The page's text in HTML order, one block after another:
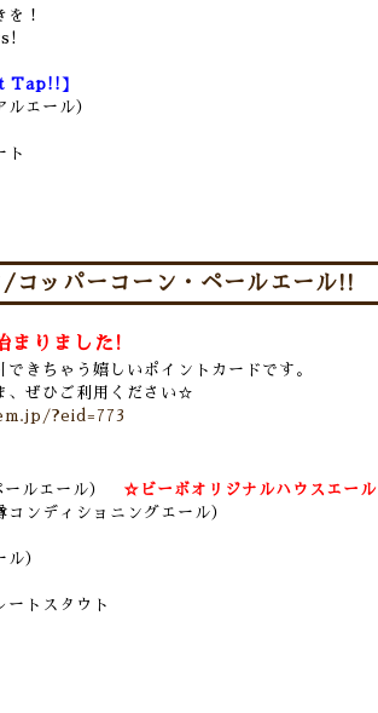
！
Tap!!】
エール）
ト
コッパーコーン・ペールエール!!
まりました!
きちゃう嬉しいポイントカードです。
、ぜひご利用ください☆
?eid=773
ルエール）
☆ビーボオリジナルハウスエール
ンディショニングエール）
）
トスタウト